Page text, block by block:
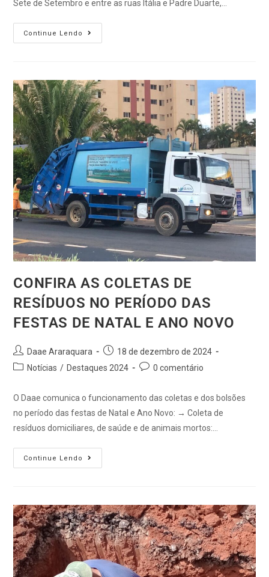
Sete de Setembro e entre as ruas Itália e Padre Duarte,…
Continue Lendo
CONFIRA AS COLETAS DE
RESÍDUOS NO PERÍODO DAS
FESTAS DE NATAL E ANO NOVO
Daae Araraquara
18 de dezembro de 2024
Notícias / Destaques 2024 0 comentário
O Daae comunica o funcionamento das coletas e dos bolsões
no período das festas de Natal e Ano Novo: → Coleta de
resíduos domiciliares, de saúde e de animais mortos:…
Continue Lendo